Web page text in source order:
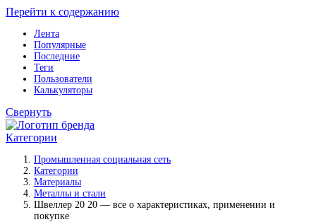
Перейти к содержанию
Лента
Популярные
Последние
Теги
Пользователи
Калькуляторы
Свернуть
Категории
Промышленная социальная сеть
Категории
Материалы
Металлы и стали
Швеллер 20 20 — все о характеристиках, применении и
покупке